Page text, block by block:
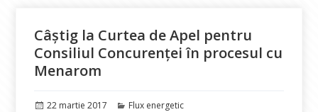
Câștig la Curtea de Apel pentru
Consiliul Concurenței în procesul cu
Menarom
Publicat
22 martie 2017 Categorii
Flux energetic